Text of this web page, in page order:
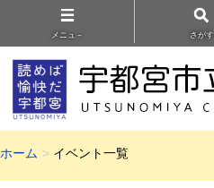
メニュ－ さがす
ホーム イベント一覧